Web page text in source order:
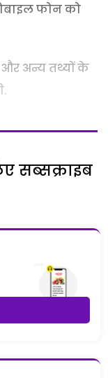
फोन को
अन्य तथ्यों के
सब्सक्राइब